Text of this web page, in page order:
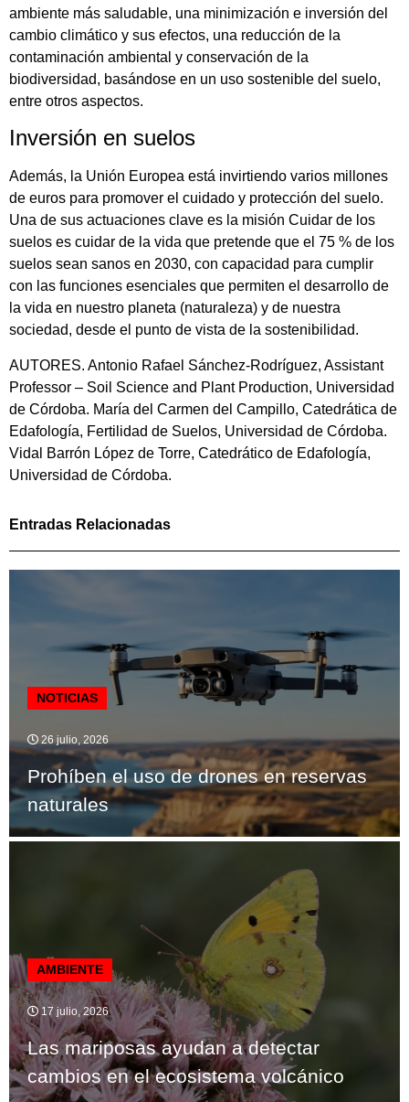
ambiente más saludable, una minimización e inversión del
cambio climático y sus efectos, una reducción de la
contaminación ambiental y conservación de la
biodiversidad, basándose en un uso sostenible del suelo,
entre otros aspectos.
Inversión en suelos
Además, la Unión Europea está invirtiendo varios millones
de euros para promover el cuidado y protección del suelo.
Una de sus actuaciones clave es la misión Cuidar de los
suelos es cuidar de la vida que pretende que el 75 % de los
suelos sean sanos en 2030, con capacidad para cumplir
con las funciones esenciales que permiten el desarrollo de
la vida en nuestro planeta (naturaleza) y de nuestra
sociedad, desde el punto de vista de la sostenibilidad.
AUTORES. Antonio Rafael Sánchez-Rodríguez, Assistant
Professor – Soil Science and Plant Production, Universidad
de Córdoba. María del Carmen del Campillo, Catedrática de
Edafología, Fertilidad de Suelos, Universidad de Córdoba.
Vidal Barrón López de Torre, Catedrático de Edafología,
Universidad de Córdoba.
Entradas Relacionadas
NOTICIAS
26 julio, 2026
Prohíben el uso de drones en reservas
naturales
AMBIENTE
17 julio, 2026
Las mariposas ayudan a detectar
cambios en el ecosistema volcánico